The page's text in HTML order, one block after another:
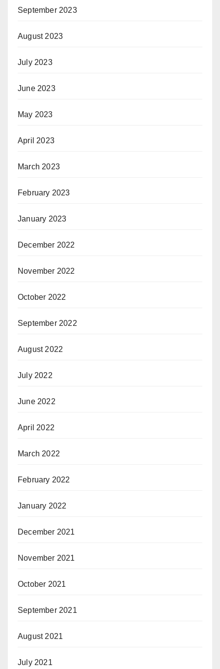
September 2023
August 2023
July 2023
June 2023
May 2023
April 2023
March 2023
February 2023
January 2023
December 2022
November 2022
October 2022
September 2022
August 2022
July 2022
June 2022
April 2022
March 2022
February 2022
January 2022
December 2021
November 2021
October 2021
September 2021
August 2021
July 2021